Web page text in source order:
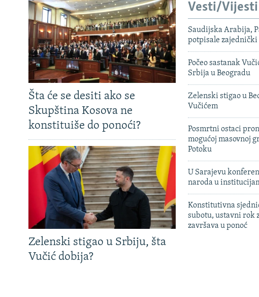
MOJA EVROPA
TRI DECENIJE OD RATA U BIH
SVE KARTE DEJTONA
NASTANAK I RASPAD JUGOSLAVIJE
Šta će se desiti ako se
Skupština Kosova ne
konstituiše do ponoći?
Zelenski stigao u Srbiju, šta
Vučić dobija?
Vesti/Vijesti
Saudijska Arabija,
potpisale
Počeo sastanak
Srbija u Beogradu
Zelenski stigao u
Vučićem
Posmrtni ostaci
mogućoj masovnoj
Potoku
U Sarajevu
naroda u
Konstitutivna
subotu, ustavni rok
završava u ponoć